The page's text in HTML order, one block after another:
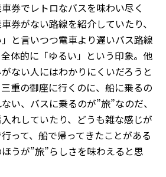
券でレトロなバスを味わい尽く
券がない路線を紹介していたり、
」と言いつつ電車より遅いバス路線
体的に「ゆるい」という印象。他
ない人にはわかりにくいだろうと
重の御座に行くのに、船に乗るの
い、バスに乗るのが”旅”なのだ、
れしていたり、どうも雑な感じが
って、船で帰ってきたことがある
うが”旅”らしさを味わえると思